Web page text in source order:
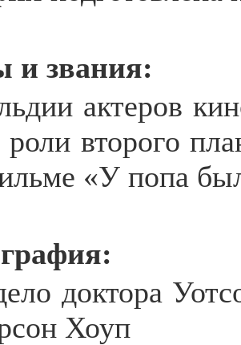
и звания:
актеров
второго
«У попа
доктора
Хоуп